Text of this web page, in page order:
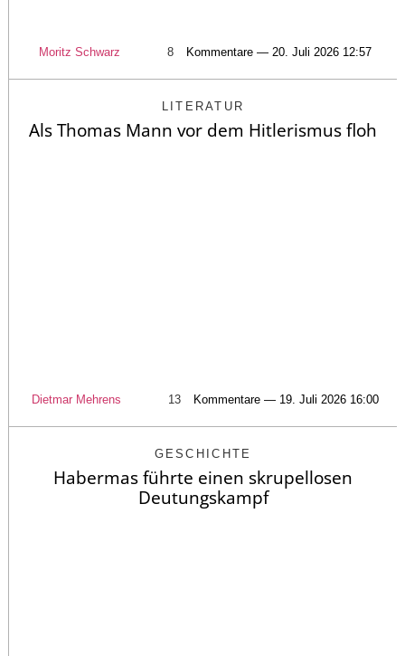
Moritz Schwarz 8 Kommentare — 20. Juli 2026 12:57
LITERATUR
Als Thomas Mann vor dem Hitlerismus floh
Dietmar Mehrens 13 Kommentare — 19. Juli 2026 16:00
GESCHICHTE
Habermas führte einen skrupellosen
Deutungskampf